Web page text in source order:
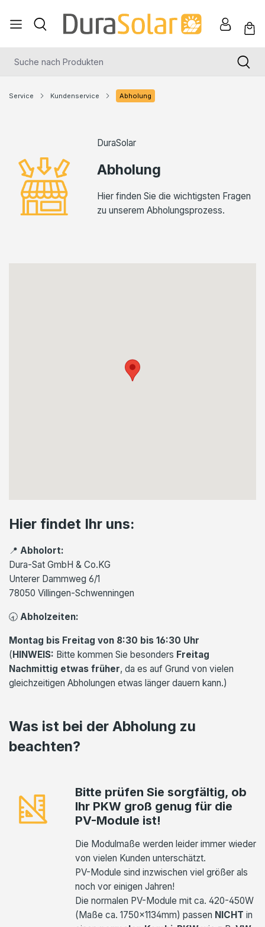
springen
Service Kundenservice Abholung
DuraSolar
Abholung
Hier finden Sie die wichtigsten Fragen
zu unserem Abholungsprozess.
Hier findet Ihr uns:
📍 Abholort:
Dura-Sat GmbH & Co.KG
Unterer Dammweg 6/1
78050 Villingen-Schwenningen
🕣 Abholzeiten:
Montag bis Freitag von 8:30 bis 16:30 Uhr
(HINWEIS: Bitte kommen Sie besonders Freitag
Nachmittig etwas früher, da es auf Grund von vielen
gleichzeitigen Abholungen etwas länger dauern kann.)
Was ist bei der Abholung zu
beachten?
Bitte prüfen Sie sorgfältig, ob
Ihr PKW groß genug für die
PV-Module ist!
Die Modulmaße werden leider immer wieder
von vielen Kunden unterschätzt.
PV-Module sind inzwischen viel größer als
noch vor einigen Jahren!
Die normalen PV-Module mit ca. 420-450W
(Maße ca. 1750x1134mm) passen NICHT in